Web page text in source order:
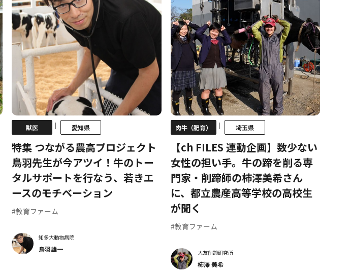
獣医 ｜ 愛知県
特集 つながる農高プロジェクト
鳥羽先生が今アツイ！牛のトー
タルサポートを行なう、若きエ
ースのモチベーション
#教育ファーム
知多大動物病院
鳥羽雄一
肉牛（肥育） ｜ 埼玉県
【ch FILES 連動企画】数少ない
女性の担い手。牛の蹄を削る専
門家・削蹄師の柿澤美希さん
に、都立農産高等学校の高校生
が聞く
#教育ファーム
大友削蹄研究所
柿澤 美希